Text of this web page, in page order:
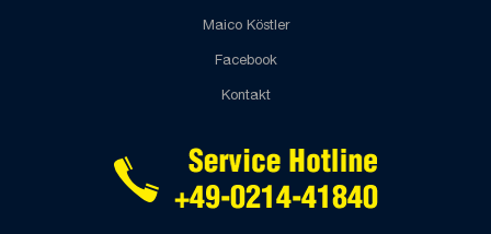
Maico Köstler
Facebook
Kontakt